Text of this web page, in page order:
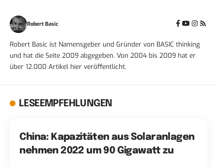
Robert Basic
Robert Basic ist Namensgeber und Gründer von BASIC thinking
und hat die Seite 2009 abgegeben. Von 2004 bis 2009 hat er
über 12.000 Artikel hier veröffentlicht.
LESEEMPFEHLUNGEN
China: Kapazitäten aus Solaranlagen
nehmen 2022 um 90 Gigawatt zu